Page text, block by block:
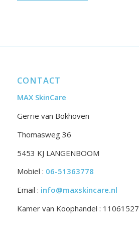
CONTACT
MAX SkinCare
Gerrie van Bokhoven
Thomasweg 36
5453 KJ LANGENBOOM
Mobiel : 06-51363778
Email : info@maxskincare.nl
Kamer van Koophandel : 11061527